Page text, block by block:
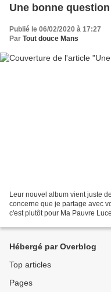
Une bonne question
Publié le 06/02/2020 à 17:27
Par Tout douce Mans
Leur nouvel album vient juste
concerne que je partage avec
c'est plutôt pour Ma Pauvre
Hébergé par Overblog
Top articles
Pages